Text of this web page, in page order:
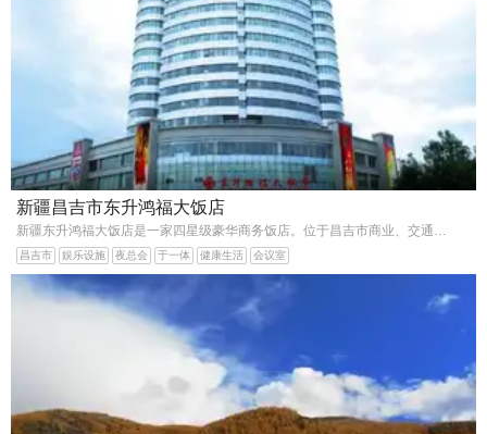
新疆昌吉市东升鸿福大饭店
昌吉市 娱乐设施 夜总会 于一体 健康生活 会议室